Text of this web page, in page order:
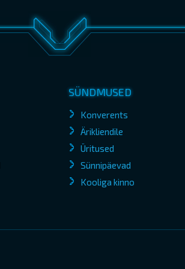
SÜNDMUSED
Konverents
Ärikliendile
Üritused
Sünnipäevad
Kooliga kinno